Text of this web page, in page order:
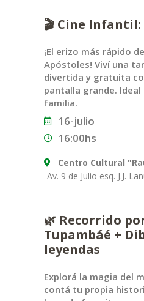
🎬 Cine Infantil:
¡El erizo más rápido
Apóstoles! Viví una
divertida y gratuita
pantalla grande.
familia.
16-julio
16:00hs
Centro Cultural
Av. 9 de Julio esq. J.J.
🌿 Recorrido
Tupambáé +
leyendas
Explorá la magia del
contá tu propia